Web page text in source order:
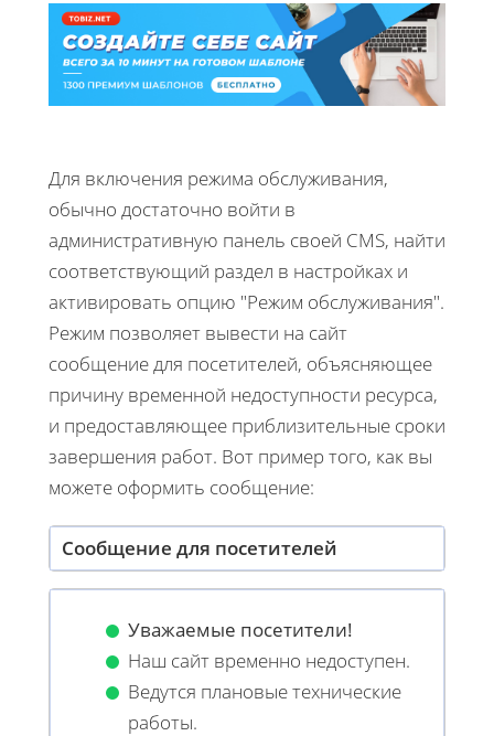
Для включения режима обслуживания,
обычно достаточно войти в
административную панель своей CMS, найти
соответствующий раздел в настройках и
активировать опцию "Режим обслуживания".
Режим позволяет вывести на сайт
сообщение для посетителей, объясняющее
причину временной недоступности ресурса,
и предоставляющее приблизительные сроки
завершения работ. Вот пример того, как вы
можете оформить сообщение:
Сообщение для посетителей
Уважаемые посетители!
Наш сайт временно недоступен.
Ведутся плановые технические
работы.